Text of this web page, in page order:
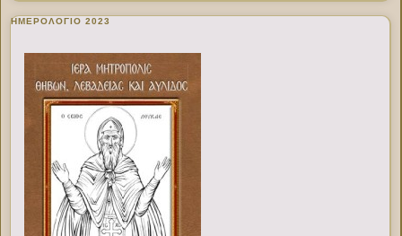
ΗΜΕΡΟΛΟΓΙΟ 2023